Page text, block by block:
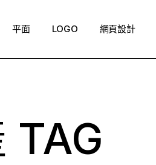
平面 LOGO 網頁設計
TAG